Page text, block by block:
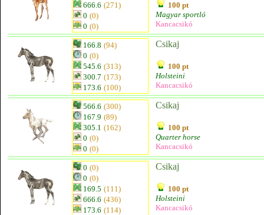
666.6 (271)
0 (0)
0 (0)
100 pt
Magyar sportló
Kancacsikó
166.8 (94)
0 (0)
545.6 (313)
300.7 (173)
173.6 (100)
Csikaj
100 pt
Holsteini
Kancacsikó
566.6 (300)
167.9 (89)
305.1 (162)
0 (0)
0 (0)
Csikaj
100 pt
Quarter horse
Kancacsikó
0 (0)
0 (0)
169.5 (111)
666.6 (436)
173.6 (114)
Csikaj
100 pt
Holsteini
Kancacsikó